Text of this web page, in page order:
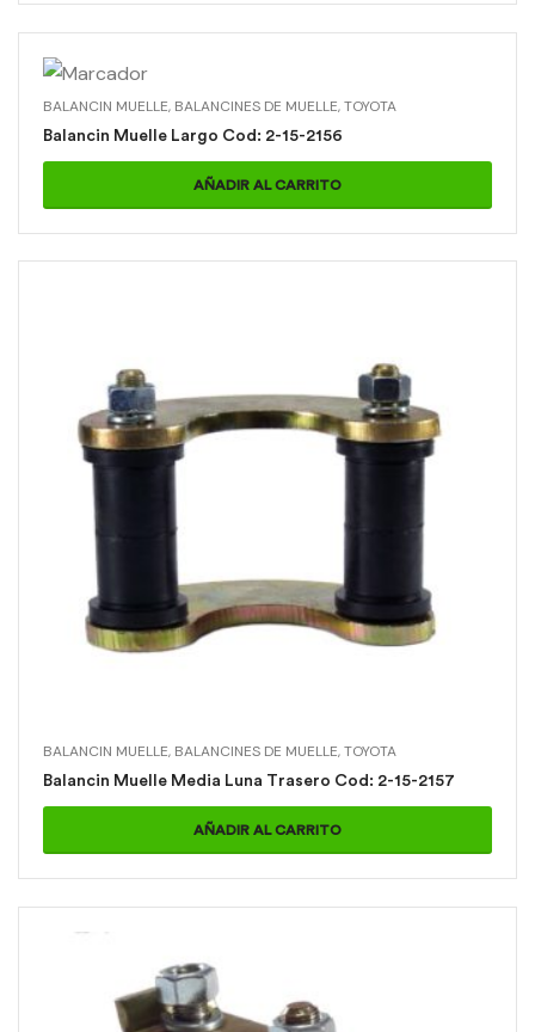
BALANCIN MUELLE, BALANCINES DE MUELLE,TOYOTA
Balancin Muelle Largo Cod: 2-15-2156
AÑADIR AL CARRITO
BALANCIN MUELLE, BALANCINES DE MUELLE,TOYOTA
Balancin Muelle Media Luna Trasero Cod: 2-15-2157
AÑADIR AL CARRITO